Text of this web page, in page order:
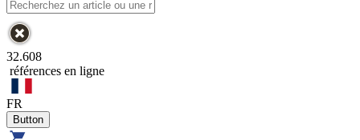
32.608
références en ligne
FR